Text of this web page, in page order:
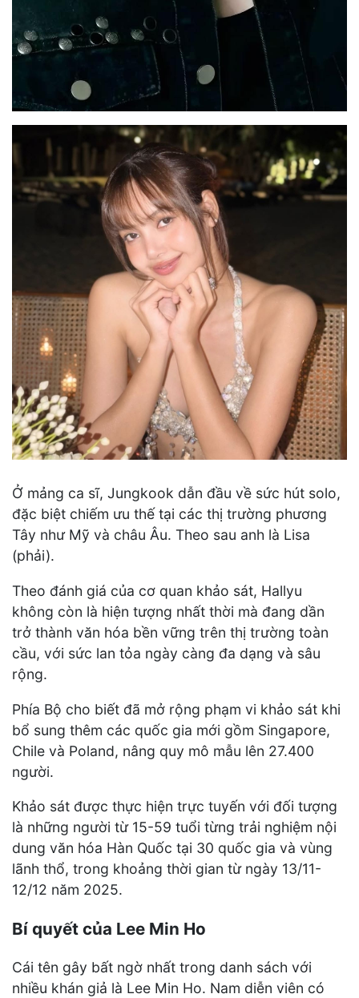
Ở mảng ca sĩ, Jungkook dẫn đầu về sức hút solo,
đặc biệt chiếm ưu thế tại các thị trường phương
Tây như Mỹ và châu Âu. Theo sau anh là Lisa
(phải).
Theo đánh giá của cơ quan khảo sát, Hallyu
không còn là hiện tượng nhất thời mà đang dần
trở thành văn hóa bền vững trên thị trường toàn
cầu, với sức lan tỏa ngày càng đa dạng và sâu
rộng.
Phía Bộ cho biết đã mở rộng phạm vi khảo sát khi
bổ sung thêm các quốc gia mới gồm Singapore,
Chile và Poland, nâng quy mô mẫu lên 27.400
người.
Khảo sát được thực hiện trực tuyến với đối tượng
là những người từ 15-59 tuổi từng trải nghiệm nội
dung văn hóa Hàn Quốc tại 30 quốc gia và vùng
lãnh thổ, trong khoảng thời gian từ ngày 13/11-
12/12 năm 2025.
Bí quyết của Lee Min Ho
Cái tên gây bất ngờ nhất trong danh sách với
nhiều khán giả là Lee Min Ho. Nam diễn viên có